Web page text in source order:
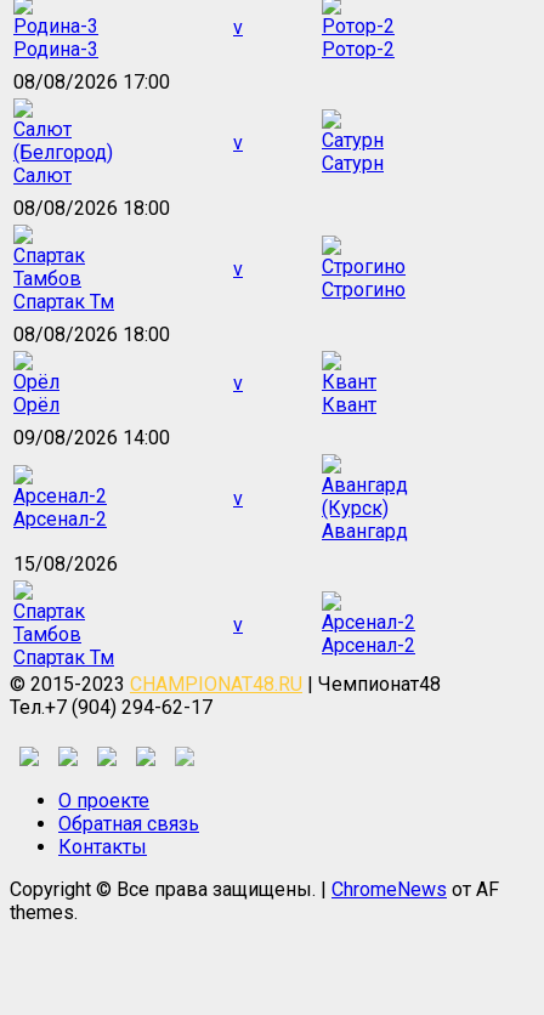
Родина-3
v
Ротор-2
08/08/2026 17:00
Салют
v
Сатурн
08/08/2026 18:00
Спартак Тм
v
Строгино
08/08/2026 18:00
Орёл
v
Квант
09/08/2026 14:00
Арсенал-2
v
Авангард
15/08/2026
Спартак Тм
v
Арсенал-2
© 2015-2023 CHAMPIONAT48.RU | Чемпионат48
Тел.+7 (904) 294-62-17
О проекте
Обратная связь
Контакты
Copyright © Все права защищены.
ChromeNews от AF
themes.